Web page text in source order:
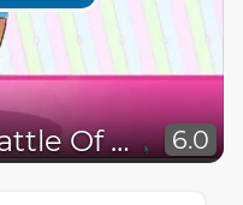
Road To Royalty: Battle Of Dolls 6.0